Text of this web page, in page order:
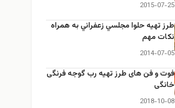
2015-07-25
طرز تهيه حلوا مجلسي زعفراني به همراه
نكات مهم
2014-07-05
فوت و فن های طرز تهیه رب گوجه فرنگی
خانگی
2018-10-08